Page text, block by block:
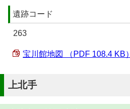
遺跡コード
263
宝川館地図 （PDF 108.4 KB）
上北手